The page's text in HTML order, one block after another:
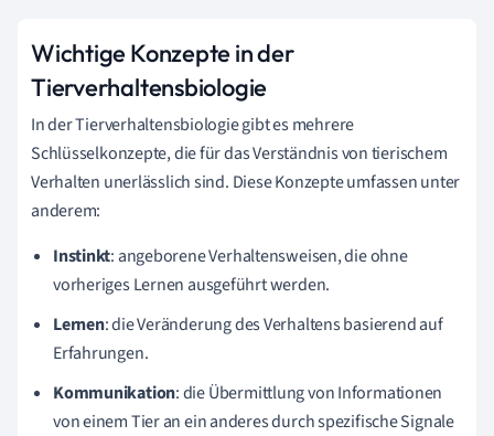
Wichtige Konzepte in der
Tierverhaltensbiologie
In der Tierverhaltensbiologie gibt es mehrere
Schlüsselkonzepte, die für das Verständnis von tierischem
Verhalten unerlässlich sind. Diese Konzepte umfassen unter
anderem:
Instinkt: angeborene Verhaltensweisen, die ohne
vorheriges Lernen ausgeführt werden.
Lernen: die Veränderung des Verhaltens basierend auf
Erfahrungen.
Kommunikation: die Übermittlung von Informationen
von einem Tier an ein anderes durch spezifische Signale